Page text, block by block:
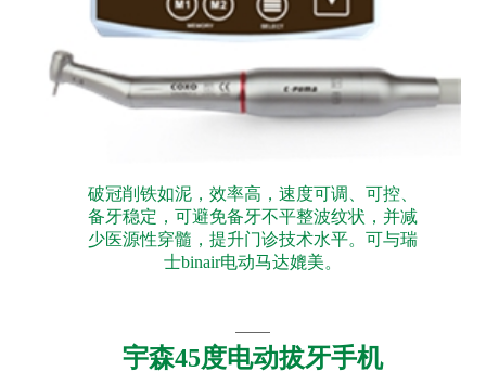
破冠削铁如泥，效率高，速度可调、可控、
备牙稳定，可避免备牙不平整波纹状，并减
少医源性穿髓，提升门诊技术水平。可与瑞
士binair电动马达媲美。
宇森45度电动拔牙手机